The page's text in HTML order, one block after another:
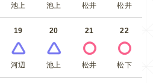
池上 池上 松井 松井
19
河辺
20
池上
21
松井
22
松下